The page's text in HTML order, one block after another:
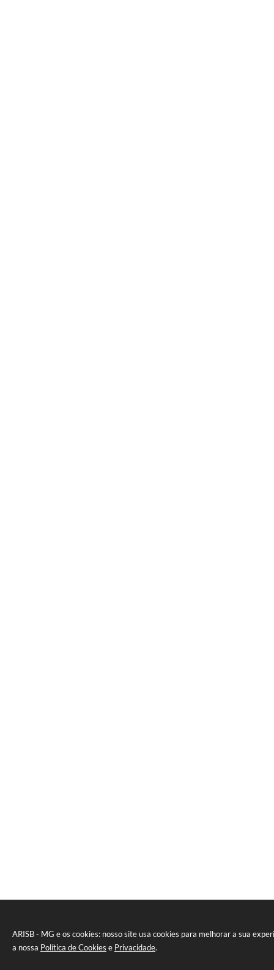
ARISB - MG e os cookies: nosso site usa cookies para melhorar a sua
a nossa Política de Cookies e Privacidade.